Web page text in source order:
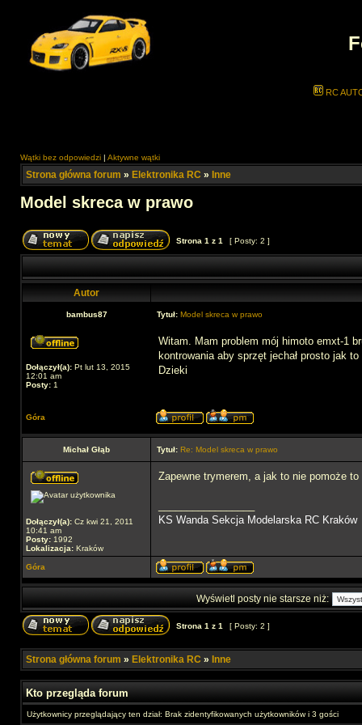
RC
Wątki bez odpowiedzi | Aktywne wątki
Strona główna forum » Elektronika RC » Inne
Model skreca w prawo
Strona 1 z 1 [ Posty: 2 ]
Autor
bambus87 Tytuł: Model skreca w prawo
Dołączył(a): Pt lut 13, 2015
12:01 am
Posty: 1
Witam. Mam problem mój himoto emxt-1
kontrowania aby sprzęt jechał prosto jak
Dzieki
Góra
Michał Głąb Tytuł: Re: Model skreca w prawo
Dołączył(a): Cz kwi 21, 2011
10:41 am
Posty: 1992
Lokalizacja: Kraków
Zapewne trymerem, a jak to nie pomoże
KS Wanda Sekcja Modelarska RC Kraków
Góra
Wyświetl posty nie starsze niż:
Strona 1 z 1 [ Posty: 2 ]
Strona główna forum » Elektronika RC » Inne
Kto przegląda forum
Użytkownicy przeglądający ten dział: Brak zidentyfikowanych użytkowników i 3 gości